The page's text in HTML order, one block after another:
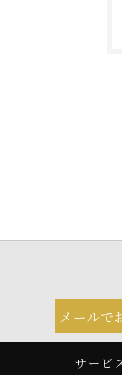
メールで
サービ